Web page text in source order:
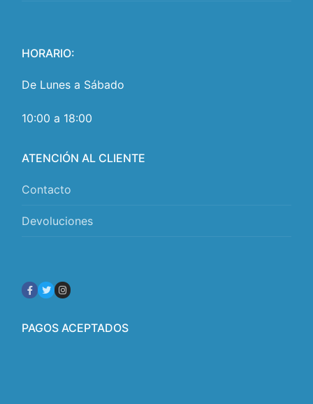
HORARIO:
De Lunes a Sábado
10:00 a 18:00
ATENCIÓN AL CLIENTE
Contacto
Devoluciones
PAGOS ACEPTADOS